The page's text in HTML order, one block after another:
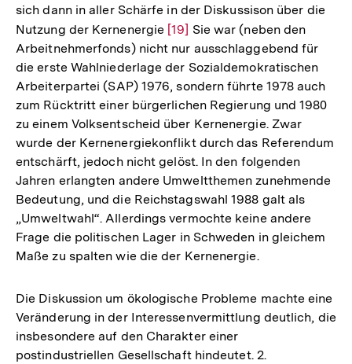
sich dann in aller Schärfe in der Diskussison über die
Nutzung der Kernenergie Zur
Auflösung
der
Fußnote
[19] Sie war (neben den
Arbeitnehmerfonds) nicht nur ausschlaggebend für
die erste Wahlniederlage der Sozialdemokratischen
Arbeiterpartei (SAP) 1976, sondern führte 1978 auch
zum Rücktritt einer bürgerlichen Regierung und 1980
zu einem Volksentscheid über Kernenergie. Zwar
wurde der Kernenergiekonflikt durch das Referendum
entschärft, jedoch nicht gelöst. In den folgenden
Jahren erlangten andere Umweltthemen zunehmende
Bedeutung, und die Reichstagswahl 1988 galt als
„Umweltwahl“. Allerdings vermochte keine andere
Frage die politischen Lager in Schweden in gleichem
Maße zu spalten wie die der Kernenergie.
Die Diskussion um ökologische Probleme machte eine
Veränderung in der Interessenvermittlung deutlich, die
insbesondere auf den Charakter einer
postindustriellen Gesellschaft hindeutet. 2.